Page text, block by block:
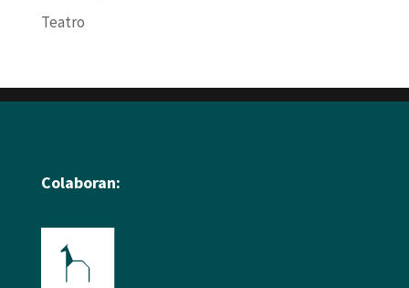
Teatro
Colaboran: